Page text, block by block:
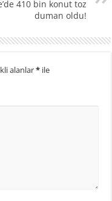
410 bin konut toz
duman oldu!
alanlar* ile